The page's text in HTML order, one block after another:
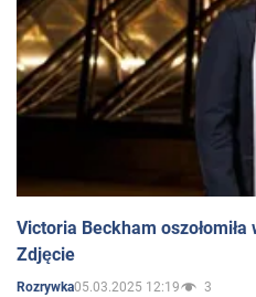
Victoria Beckham
Zdjęcie
Rozrywka05.03.2025 12:19 3